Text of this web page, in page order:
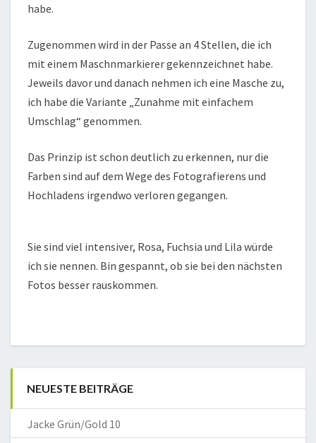
habe.
Zugenommen wird in der Passe an 4 Stellen, die ich
mit einem Maschnmarkierer gekennzeichnet habe.
Jeweils davor und danach nehmen ich eine Masche zu,
ich habe die Variante „Zunahme mit einfachem
Umschlag“ genommen.
Das Prinzip ist schon deutlich zu erkennen, nur die
Farben sind auf dem Wege des Fotografierens und
Hochladens irgendwo verloren gegangen.
Sie sind viel intensiver, Rosa, Fuchsia und Lila würde
ich sie nennen. Bin gespannt, ob sie bei den nächsten
Fotos besser rauskommen.
NEUESTE BEITRÄGE
Jacke Grün/Gold 10